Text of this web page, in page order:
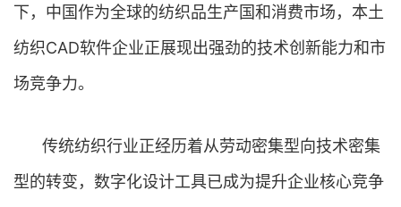
下，中国作为全球的纺织品生产国和消费市场，本土
纺织CAD软件企业正展现出强劲的技术创新能力和市
场竞争力。
传统纺织行业正经历着从劳动密集型向技术密集
型的转变，数字化设计工具已成为提升企业核心竞争